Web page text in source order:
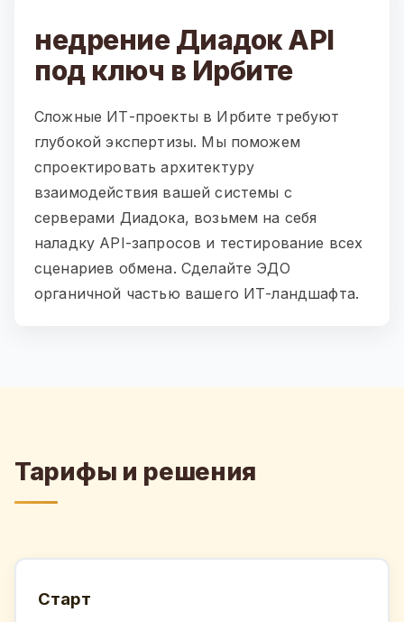
недрение Диадок API
под ключ в Ирбите
Сложные ИТ-проекты в Ирбите требуют
глубокой экспертизы. Мы поможем
спроектировать архитектуру
взаимодействия вашей системы с
серверами Диадока, возьмем на себя
наладку API-запросов и тестирование всех
сценариев обмена. Сделайте ЭДО
органичной частью вашего ИТ-ландшафта.
Тарифы и решения
Старт